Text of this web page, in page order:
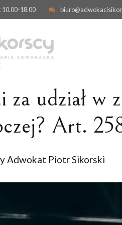
10.00-18.00
KONTRAKTOWA
za udział w
Art.
Adwokat Piotr Sikorski